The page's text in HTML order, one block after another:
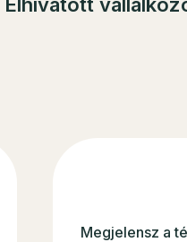
Megjelensz a